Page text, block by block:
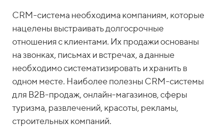
CRM-система необходима компаниям, которые
нацелены выстраивать долгосрочные
отношения с клиентами. Их продажи основаны
на звонках, письмах и встречах, а данные
необходимо систематизировать и хранить в
одном месте. Наиболее полезны CRM-системы
для B2B-продаж, онлайн-магазинов, сферы
туризма, развлечений, красоты, рекламы,
строительных компаний.